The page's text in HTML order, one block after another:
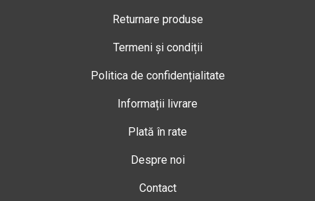
Returnare produse
Termeni și condiții
Politica de confidențialitate
Informații livrare
Plată în rate
Despre noi
Contact